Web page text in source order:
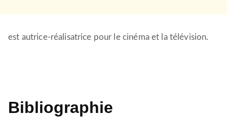
est autrice-réalisatrice pour le cinéma et la télévision.
Bibliographie